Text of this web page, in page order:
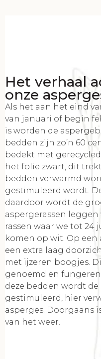
Het verhaal
onze
Als het aan het eind
van januari of begin
is worden de
bedden zijn zo’n 60
bedekt met
het folie zwart, dit
bedden verwarmd
gestimuleerd wordt.
daardoor wordt de
aspergerassen leggen
rassen waar we tot 24
komen op wit. Op
een extra laag
met ijzeren boogjes.
genoemd en
deze bedden wordt
gestimuleerd, hier
asperges. Doorgaans
van het weer.